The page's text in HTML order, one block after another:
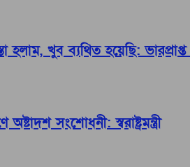
হলাম, খুব ব্যথিত হয়েছি: ভারপ্রাপ্ত
সংশোধনী: স্বরাষ্ট্রমন্ত্রী